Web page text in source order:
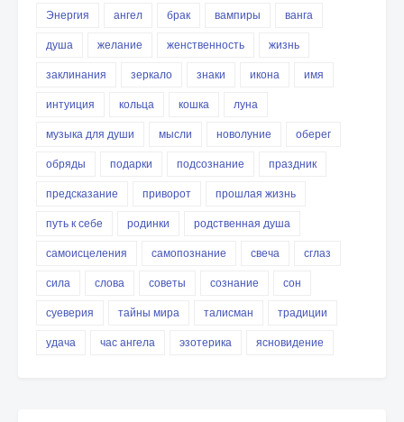
Энергия
ангел брак вампиры
ванга
душа
желание женственность
жизнь
заклинания
зеркало знаки икона
имя
интуиция
кольца кошка
луна
музыка для души
мысли новолуние
оберег
обряды
подарки подсознание
праздник
предсказание
приворот
прошлая жизнь
путь к себе
родинки
родственная душа
самоисцеления
самопознание свеча
сглаз
сила
слова советы сознание
сон
суеверия
тайны мира талисман
традиции
удача
час ангела эзотерика ясновидение